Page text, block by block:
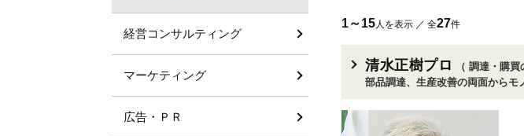
1～15人を表示 ／ 全27件
清水正樹プロ
（ 調達・購
部品調達、生産改善の両面からモ
経営コンサルティング
マーケティング
広告・ＰＲ